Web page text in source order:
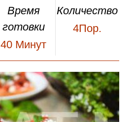
Время
готовки
40 Минут
Количество
4Пор.